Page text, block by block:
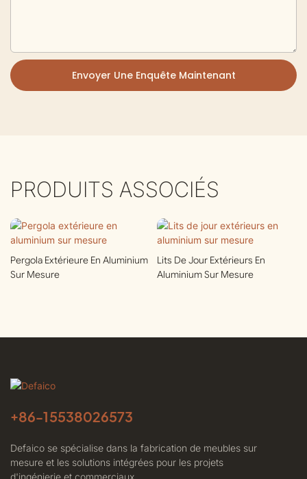
Envoyer Une Enquête Maintenant
PRODUITS ASSOCIÉS
Pergola Extérieure En Aluminium
Sur Mesure
Lits De Jour Extérieurs En
Aluminium Sur Mesure
+86-15538026573
Defaico se spécialise dans la fabrication de meubles sur
mesure et les solutions intégrées pour les projets